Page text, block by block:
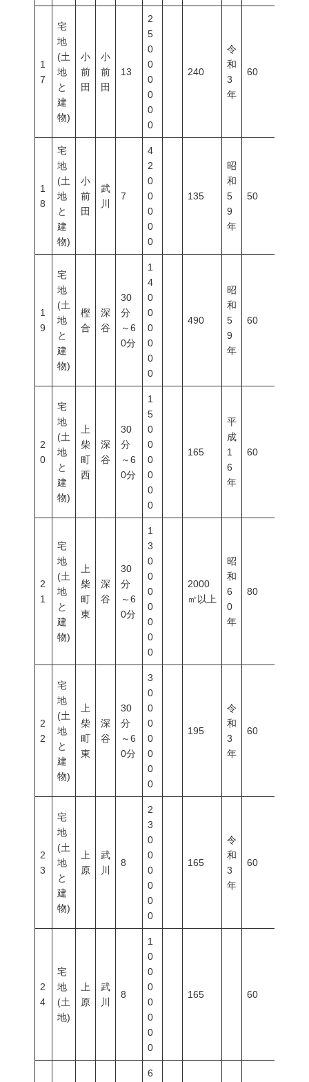
1
7
宅
地
(土
地
と
建
物)
小
前
田
小
前
田
13
2
5
0
0
0
0
0
0
240
令
和
3
年
60
1
8
宅
地
(土
地
と
建
物)
小
前
田
武
川
7
4
2
0
0
0
0
0
135
昭
和
5
9
年
50
1
9
宅
地
(土
地
と
建
物)
樫
合
深
谷
30
分
～6
0分
1
4
0
0
0
0
0
0
490
昭
和
5
9
年
60
2
0
宅
地
(土
地
と
建
物)
上
柴
町
西
深
谷
30
分
～6
0分
1
5
0
0
0
0
0
0
165
平
成
1
6
年
60
2
1
宅
地
(土
地
と
建
物)
上
柴
町
東
深
谷
30
分
～6
0分
1
3
0
0
0
0
0
0
0
2000
㎡以上
昭
和
6
0
年
80
2
2
宅
地
(土
地
と
建
物)
上
柴
町
東
深
谷
30
分
～6
0分
3
0
0
0
0
0
0
0
195
令
和
3
年
60
2
3
宅
地
(土
地
と
建
物)
上
原
武
川
8
2
3
0
0
0
0
0
0
165
令
和
3
年
60
2
4
宅
地
(土
地)
上
原
武
川
8
1
0
0
0
0
0
0
0
165 60
6